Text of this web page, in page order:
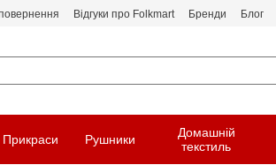
Відгуки про Folkmart Бренди Блог
Прикраси Рушники
Домашній
текстиль